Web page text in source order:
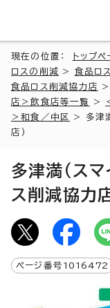
現在の位置： トップペ
ロスの削減 > 食品ロ
食品ロス削減協力店
>
店＞飲食店等一覧
>
＞和食／中区
> 多津
店）
多津満（ス
ス削減協力店
ページ番号 1016472